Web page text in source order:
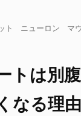
ト ニューロン マ
トは別
なる理